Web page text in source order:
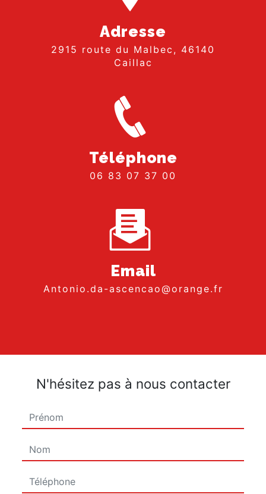
Adresse
2915 route du Malbec, 46140
Caillac
Téléphone
06 83 07 37 00
Email
antonio.da-ascencao@orange.fr
N'hésitez pas à nous contacter